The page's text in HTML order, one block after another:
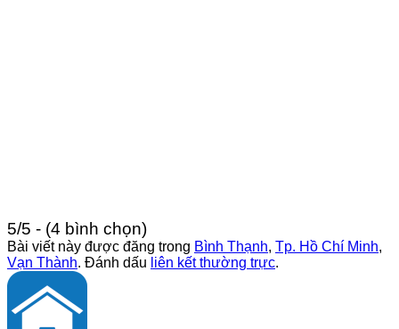
5/5 - (4 bình chọn)
Bài viết này được đăng trong Bình Thạnh, Tp. Hồ Chí Minh,
Vạn Thành. Đánh dấu liên kết thường trực.